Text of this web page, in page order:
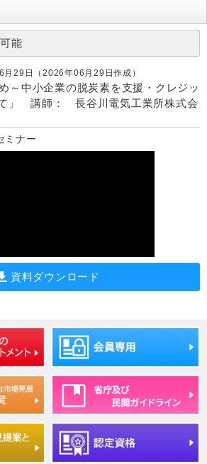
能
29日（2026年06月29日作成）
～中小企業の脱炭素を支援・クレジッ
て」 講師： 長谷川電気工業所株式会
ナー
資料ダウンロード